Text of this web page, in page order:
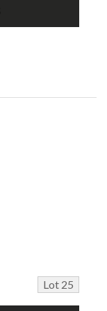
Lot 25